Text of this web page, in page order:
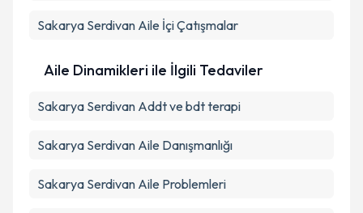
Sakarya Serdivan Aile İçi Çatışmalar
Aile Dinamikleri ile İlgili Tedaviler
Sakarya Serdivan Addt ve bdt terapi
Sakarya Serdivan Aile Danışmanlığı
Sakarya Serdivan Aile Problemleri